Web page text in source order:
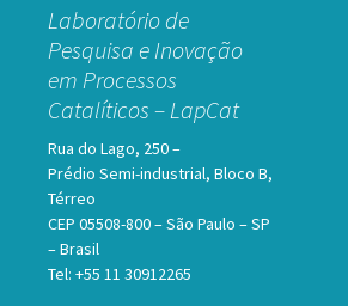
Laboratório de
Pesquisa e Inovação
em Processos
Catalíticos – LapCat
Rua do Lago, 250 –
Prédio Semi-industrial, Bloco B,
Térreo
CEP 05508-800 – São Paulo – SP
– Brasil
Tel: +55 11 30912265